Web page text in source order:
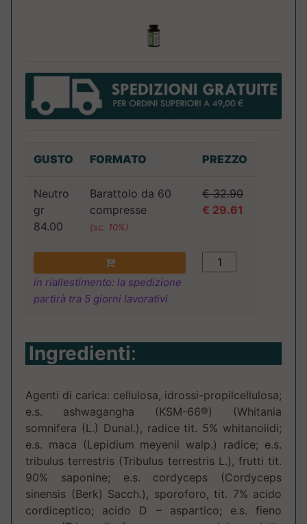
GUSTO FORMATO PREZZO
Neutro
gr
84.00
Barattolo da 60
compresse
(sc. 10%)
€ 32.90
€ 29.61
in riallestimento: la spedizione
partirà tra 5 giorni lavorativi
Ingredienti:
Agenti di carica: cellulosa, idrossi-propilcellulosa;
e.s. ashwagangha (KSM-66®) (Whitania
somnifera (L.) Dunal.), radice tit. 5% whitanolidi;
e.s. maca (Lepidium meyenii walp.) radice; e.s.
tribulus terrestris (Tribulus terrestris L.), frutti tit.
90% saponine; e.s. cordyceps (Cordyceps
sinensis (Berk) Sacch.), sporoforo, tit. 7% acido
cordiceptico; acido D – aspartico; e.s. fieno